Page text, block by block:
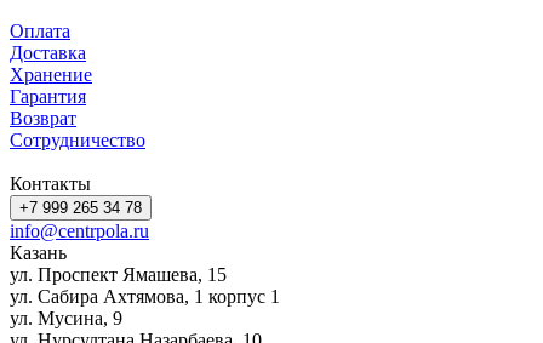
Оплата
Доставка
Хранение
Гарантия
Возврат
Сотрудничество
Контакты
+7 999 265 34 78
info@centrpola.ru
Казань
ул. Проспект Ямашева, 15
ул. Сабира Ахтямова, 1 корпус 1
ул. Мусина, 9